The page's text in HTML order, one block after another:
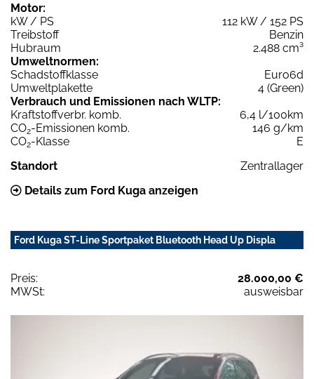
Motor:
kW / PS
112 kW / 152 PS
Treibstoff
Benzin
Hubraum
2.488 cm³
Umweltnormen:
Schadstoffklasse
Euro6d
Umweltplakette
4 (Green)
Verbrauch und Emissionen nach WLTP:
Kraftstoffverbr. komb.
6,4 l/100km
CO2-Emissionen komb.
146 g/km
CO2-Klasse
E
Standort
Zentrallager
Details zum Ford Kuga anzeigen
Ford Kuga ST-Line Sportpaket Bluetooth Head Up Displa
Preis:
28.000,00 €
MWSt:
ausweisbar